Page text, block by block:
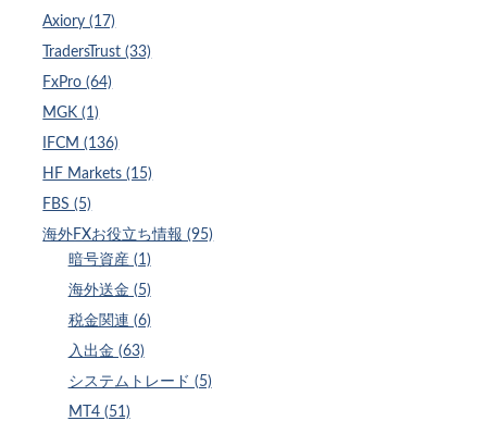
Axiory (17)
TradersTrust (33)
FxPro (64)
MGK (1)
IFCM (136)
HF Markets (15)
FBS (5)
海外FXお役立ち情報 (95)
暗号資産 (1)
海外送金 (5)
税金関連 (6)
入出金 (63)
システムトレード (5)
MT4 (51)